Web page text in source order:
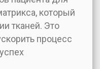
который
тканей. Это
процесс